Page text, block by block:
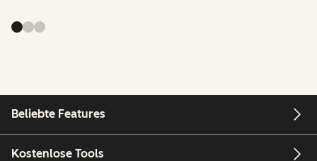
Beliebte Features
Kostenlose Tools